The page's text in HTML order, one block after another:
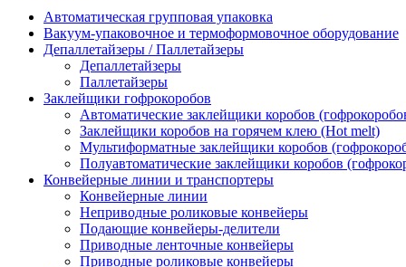
Автоматическая групповая упаковка
Вакуум-упаковочное и термоформовочное оборудование
Депаллетайзеры / Паллетайзеры
Депаллетайзеры
Паллетайзеры
Заклейщики гофрокоробов
Автоматические заклейщики коробов
Заклейщики коробов на горячем клею (Hot melt)
Мультиформатные заклейщики коробов
Полуавтоматические заклейщики коробов
Конвейерные линии и транспортеры
Конвейерные линии
Неприводные роликовые конвейеры
Подающие конвейеры-делители
Приводные ленточные конвейеры
Приводные роликовые конвейеры